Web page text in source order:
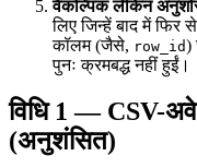
वैकल्पिक लेकिन
लिए जिन्हें बाद में फिर
कॉलम (जैसे, row_id)
पुनः क्रमबद्ध नहीं हुईं।
विधि 1 — CSV-
(अनुशंसित)